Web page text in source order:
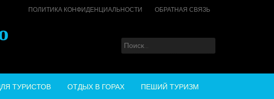
ПОЛИТИКА КОНФИДЕНЦИАЛЬНОСТИ ОБРАТНАЯ СВЯЗЬ
Найти:
ТУРИСТОВ ОТДЫХ В ГОРАХ ПЕШИЙ ТУРИЗМ